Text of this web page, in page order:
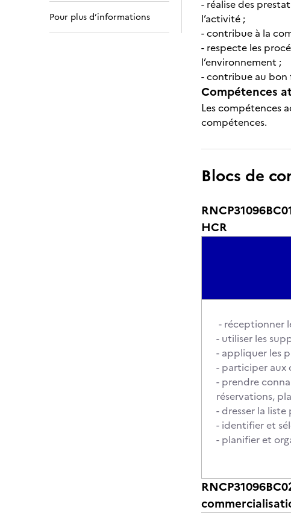
Pour plus d’informations
- réalise des
l’activité ;
- contribue à la
- respecte les
l’environnement ;
- contribue au bon
Compétences
Les compétences
compétences.
Blocs de
HCR
- réceptionner
- utiliser les
- appliquer les
- participer aux
- prendre
réservations,
- dresser la
- identifier et
- planifier et